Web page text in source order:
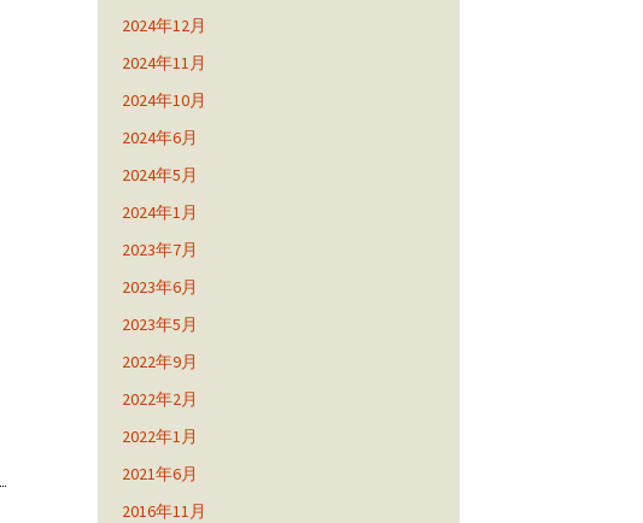
2024年12月
2024年11月
2024年10月
2024年6月
2024年5月
2024年1月
2023年7月
2023年6月
2023年5月
2022年9月
2022年2月
2022年1月
2021年6月
2016年11月